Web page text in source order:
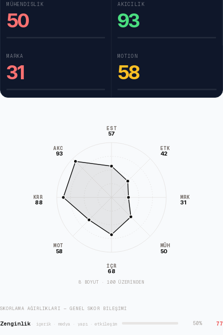
MÜHENDISLIK
50
AKICILIK
93
MARKA
31
MOTION
58
EST
57
ETK
42
MRK
31
MÜH
50
İÇR
68
MOT
58
KRR
88
AKC
93
8 BOYUT · 100 ÜZERİNDEN
SKORLAMA AĞIRLIKLARI — GENEL SKOR BILEŞIMI
Zenginlik · içerik · medya · yapı · etkileşim 50% 77